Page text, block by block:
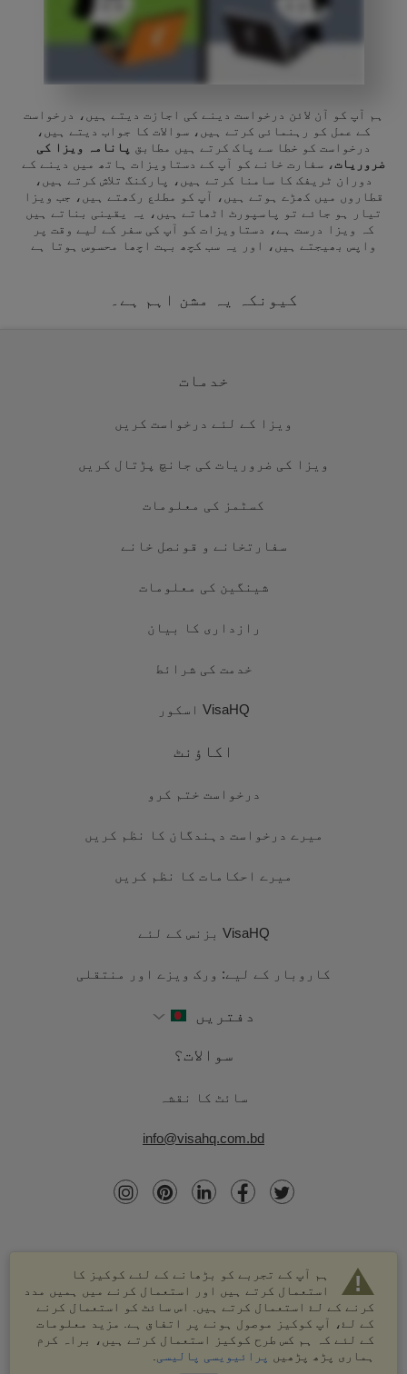
ہم آپ کو آن لائن درخواست دینے کی اجازت دیتے ہیں، درخواست
کے عمل کو رہنمائی کرتے ہیں، سوالات کا جواب دیتے ہیں،
درخواست کو خطا سے پاک کرتے ہیں مطابق
پانامہ ویزا کی
ضروریات، سفارت خانے کو آپ کے دستاویزات ہاتھ میں دینے کے
دوران ٹریفک کا سامنا کرتے ہیں، پارکنگ تلاش کرتے ہیں،
قطاروں میں کھڑے ہوتے ہیں، آپ کو مطلع رکھتے ہیں، جب ویزا
تیار ہو جائے تو پاسپورٹ اٹھاتے ہیں، یہ یقینی بناتے ہیں
کہ ویزا درست ہے، دستاویزات کو آپ کی سفر کے لیے وقت پر
واپس بھیجتے ہیں، اور یہ سب کچھ بہت اچھا محسوس ہوتا ہے
کیونکہ یہ مشن اہم ہے۔
ہم آپ کے تجربے کو بڑھانے کے لئے کوکیز کا
استعمال کرتے ہیں اور استعمال کرنے میں ہمیں مدد
کرنے کے لۓ استعمال کرتے ہیں. اس سائٹ کو استعمال کرنے
کے لۓ، آپ کوکیز موصول ہونے پر اتفاق ہے. مزید معلومات
کے لئے کہ ہم کس طرح کوکیز استعمال کرتے ہیں، براہ کرم
ہماری پڑھ پڑھیں
پرائیویسی پالیسی
خدمات
ویزا کے لئے درخواست کریں
ویزا کی ضروریات کی جانچ پڑتال کریں
کسٹمز کی معلومات
سفارتخانے و قونصل خانے
شینگین کی معلومات
رازداری کا بیان
خدمت کی شرائط
VisaHQ اسکور
اکاؤنٹ
درخواست ختم کرو
میرے درخواست دہندگان کا نظم کریں
میرے احکامات کا نظم کریں
VisaHQ بزنس کے لئے
کاروبار کے لیے: ورک ویزے اور منتقلی
دفتریں
سوالات؟
سائٹ کا نقشہ
info@visahq.com.bd
© 2003-2026 VisaHQ.com، انک. تمام حقوق محفوظ ہیں۔